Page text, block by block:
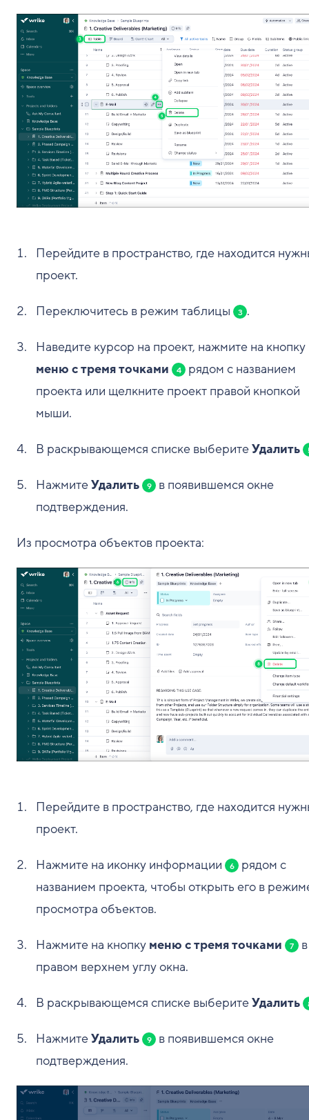
Перейдите в пространство, где находится
проект.
Переключитесь в режим таблицы 3 .
Наведите курсор на проект, нажмите на кнопку
меню с тремя точками
4
рядом с названием
проекта или щелкните проект правой кнопкой
мыши.
В раскрывающемся списке выберитеУдалить
НажмитеУдалить 9
в появившемся окне
подтверждения.
Из просмотра объектов проекта:
Перейдите в пространство, где находится
проект.
Нажмите на иконку информации 6
рядом с
названием проекта, чтобы открыть его в
просмотра объектов.
Нажмите на кнопку меню с тремя точками 7
в
правом верхнем углу окна.
В раскрывающемся списке выберитеУдалить
НажмитеУдалить 9
в появившемся окне
подтверждения.